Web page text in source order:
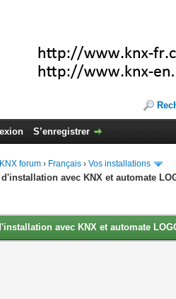
S’enregistrer
forum › Français › Vos installations
avec KNX et automate
avec KNX et automate